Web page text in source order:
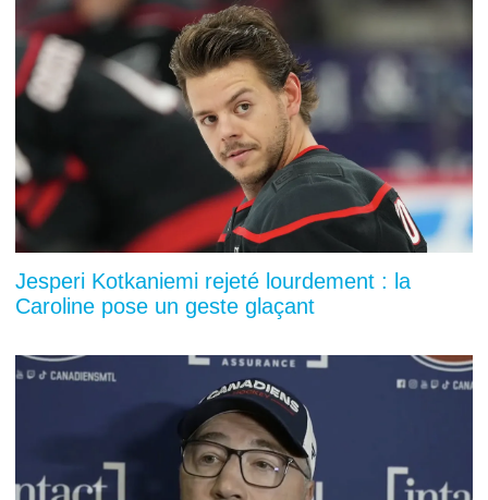
Jesperi Kotkaniemi rejeté lourdement : la
Caroline pose un geste glaçant